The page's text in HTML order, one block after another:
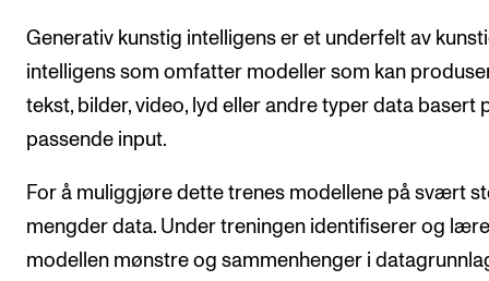
Generativ kunstig intelligens er et underfelt av
intelligens som omfatter modeller som kan
tekst, bilder, video, lyd eller andre typer data basert
passende input.
For å muliggjøre dette trenes modellene på svært
mengder data. Under treningen identifiserer og
modellen mønstre og sammenhenger i